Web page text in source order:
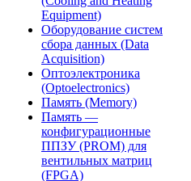
Equipment)
Оборудование систем
сбора данных (Data
Acquisition)
Оптоэлектроника
(Optoelectronics)
Память (Memory)
Память —
конфигурационные
ППЗУ (PROM) для
вентильных матриц
(FPGA)